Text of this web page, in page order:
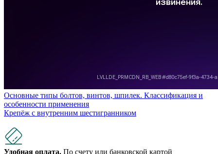
Основные типы болтов, винтов, шпилек. Классификация и
особенности применения
Крепёж с внутренним шестигранником
Удобная оплата. По счету или банковской картой